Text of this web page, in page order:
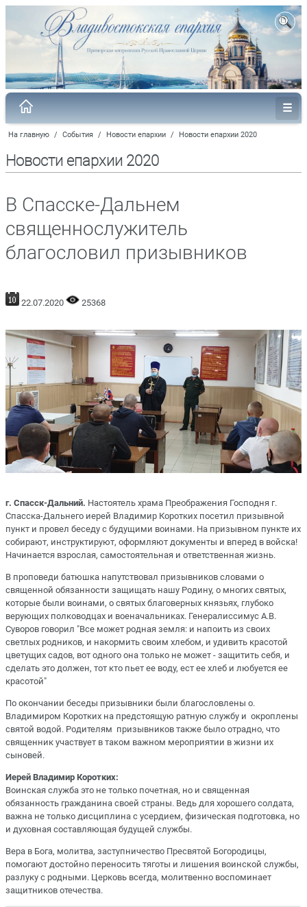
На главную / События / Новости епархии / Новости епархии 2020
Новости епархии 2020
В Спасске-Дальнем
священнослужитель
благословил призывников
22.07.2020 25368
г. Спасск-Дальний. Настоятель храма Преображения Господня г.
Спасска-Дальнего иерей Владимир Коротких посетил призывной
пункт и провел беседу с будущими воинами. На призывном пункте их
собирают, инструктируют, оформляют документы и вперед в войска!
Начинается взрослая, самостоятельная и ответственная жизнь.
В проповеди батюшка напутствовал призывников словами о
священной обязанности защищать нашу Родину, о многих святых,
которые были воинами, о святых благоверных князьях, глубоко
верующих полководцах и военачальниках. Генералиссимус А.В.
Суворов говорил "Все может родная земля: и напоить из своих
светлых родников, и накормить своим хлебом, и удивить красотой
цветущих садов, вот одного она только не может - защитить себя, и
сделать это должен, тот кто пьет ее воду, ест ее хлеб и любуется ее
красотой"
По окончании беседы призывники были благословлены о.
Владимиром Коротких на предстоящую ратную службу и окроплены
святой водой. Родителям призывников также было отрадно, что
священник участвует в таком важном мероприятии в жизни их
сыновей.
Иерей Владимир Коротких:
Воинская служба это не только почетная, но и священная
обязанность гражданина своей страны. Ведь для хорошего солдата,
важна не только дисциплина с усердием, физическая подготовка, но
и духовная составляющая будущей службы.
Вера в Бога, молитва, заступничество Пресвятой Богородицы,
помогают достойно переносить тяготы и лишения воинской службы,
разлуку с родными. Церковь всегда, молитвенно воспоминает
защитников отечества.